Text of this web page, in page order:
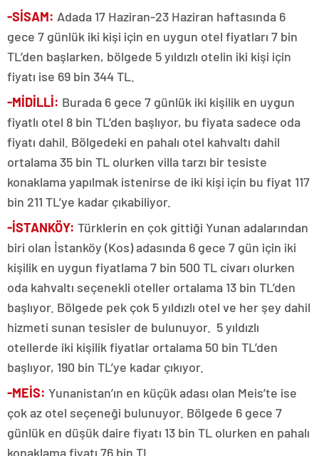
-SİSAM: Adada 17 Haziran-23 Haziran haftasında 6
gece 7 günlük iki kişi için en uygun otel fiyatları 7 bin
TL’den başlarken, bölgede 5 yıldızlı otelin iki kişi için
fiyatı ise 69 bin 344 TL.
-MİDİLLİ: Burada 6 gece 7 günlük iki kişilik en uygun
fiyatlı otel 8 bin TL’den başlıyor, bu fiyata sadece oda
fiyatı dahil. Bölgedeki en pahalı otel kahvaltı dahil
ortalama 35 bin TL olurken villa tarzı bir tesiste
konaklama yapılmak istenirse de iki kişi için bu fiyat 117
bin 211 TL’ye kadar çıkabiliyor.
-İSTANKÖY: Türklerin en çok gittiği Yunan adalarından
biri olan İstanköy (Kos) adasında 6 gece 7 gün için iki
kişilik en uygun fiyatlama 7 bin 500 TL civarı olurken
oda kahvaltı seçenekli oteller ortalama 13 bin TL’den
başlıyor. Bölgede pek çok 5 yıldızlı otel ve her şey dahil
hizmeti sunan tesisler de bulunuyor. 5 yıldızlı
otellerde iki kişilik fiyatlar ortalama 50 bin TL’den
başlıyor, 190 bin TL’ye kadar çıkıyor.
-MEİS: Yunanistan’ın en küçük adası olan Meis’te ise
çok az otel seçeneği bulunuyor. Bölgede 6 gece 7
günlük en düşük daire fiyatı 13 bin TL olurken en pahalı
konaklama fiyatı 76 bin TL.